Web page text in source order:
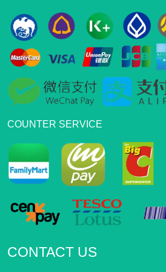
COUNTER SERVICE
CONTACT US